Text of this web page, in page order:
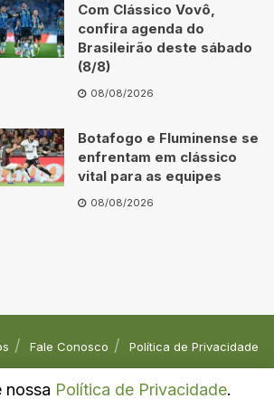
Com Clássico Vovô,
confira agenda do
Brasileirão deste sábado
(8/8)
08/08/2026
Botafogo e Fluminense se
enfrentam em clássico
vital para as equipes
08/08/2026
Fale Conosco Política de Privacidade
nossa Política de Privacidade.